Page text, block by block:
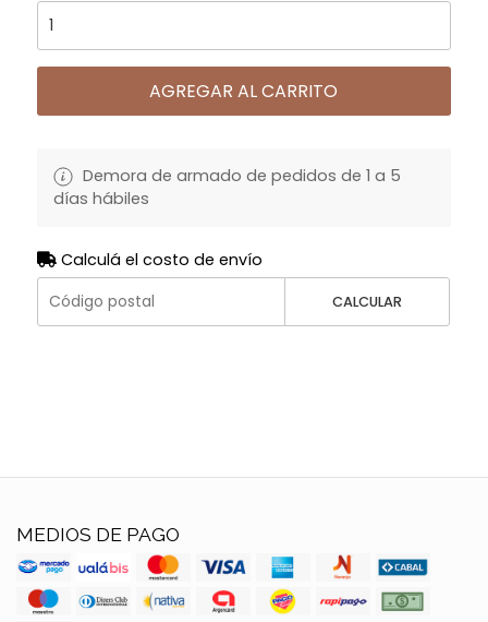
AGREGAR AL CARRITO
Demora de armado de pedidos de 1 a 5
días hábiles
Calculá el costo de envío
CALCULAR
MEDIOS DE PAGO